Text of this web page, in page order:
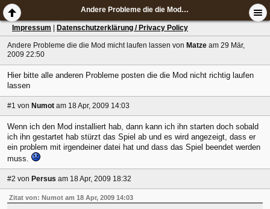
Andere Probleme die die Mod micht laufen lassen
Impressum Datenschutzerklärung / Privacy Policy
Andere Probleme die die Mod micht laufen lassen von Matze am 29 Mär,
2009 22:50
Hier bitte alle anderen Probleme posten die die Mod nicht richtig laufen
lassen
#1 von Numot am 18 Apr, 2009 14:03
Wenn ich den Mod installiert hab, dann kann ich ihn starten doch sobald
ich ihn gestartet hab stürzt das Spiel ab und es wird angezeigt, dass er
ein problem mit irgendeiner datei hat und dass das Spiel beendet werden
muss.
#2 von Persus am 18 Apr, 2009 18:32
Zitat von: Numot am 18 Apr, 2009 14:03